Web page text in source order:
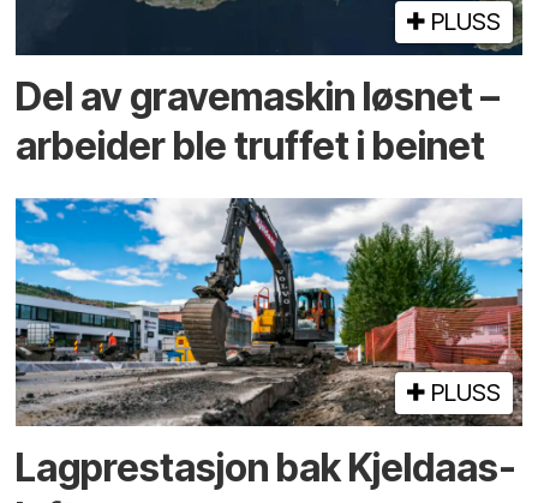
PLUSS
Del av grave­maskin løsnet –
arbeider ble truffet i beinet
PLUSS
Lagprestasjon bak Kjeldaas-